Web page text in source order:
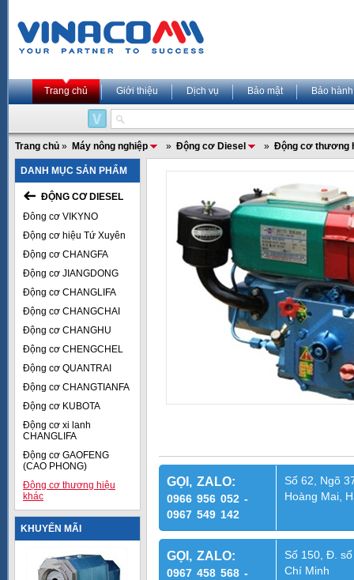
Trang chủ Giới thiệu Dịch vụ Bảo mật Bảo hành
Trang chủ » Máy nông nghiệp » Động cơ Diesel » Động cơ thương
DANH MỤC SẢN PHẨM
ĐỘNG CƠ DIESEL
Đông cơ VIKYNO
Động cơ hiệu Tứ Xuyên
Động cơ CHANGFA
Động cơ JIANGDONG
Động cơ CHANGLIFA
Động cơ CHANGCHAI
Động cơ CHANGHU
Động cơ CHENGCHEL
Động cơ QUANTRAI
Động cơ CHANGTIANFA
Động cơ KUBOTA
Động cơ xi lanh
CHANGLIFA
Động cơ GAOFENG
(CAO PHONG)
Động cơ thương hiệu
khác
KHUYẾN MÃI
GỌI, ZALO:
0966 956 052 -
0967 549 142
Số 62, Ngõ
Hoàng Mai,
GỌI, ZALO:
0967 458 568 -
Số 150, Đ.
Chí Minh